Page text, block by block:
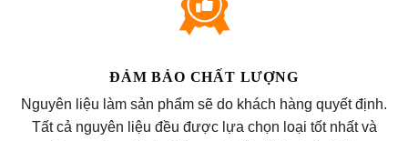
ĐẢM BẢO CHẤT LƯỢNG
Nguyên liệu làm sản phẩm sẽ do khách hàng quyết định.
Tất cả nguyên liệu đều được lựa chọn loại tốt nhất và